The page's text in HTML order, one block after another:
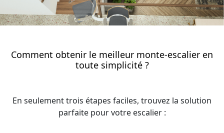
Comment obtenir le meilleur monte-escalier en
toute simplicité ?
En seulement trois étapes faciles, trouvez la solution
parfaite pour votre escalier :